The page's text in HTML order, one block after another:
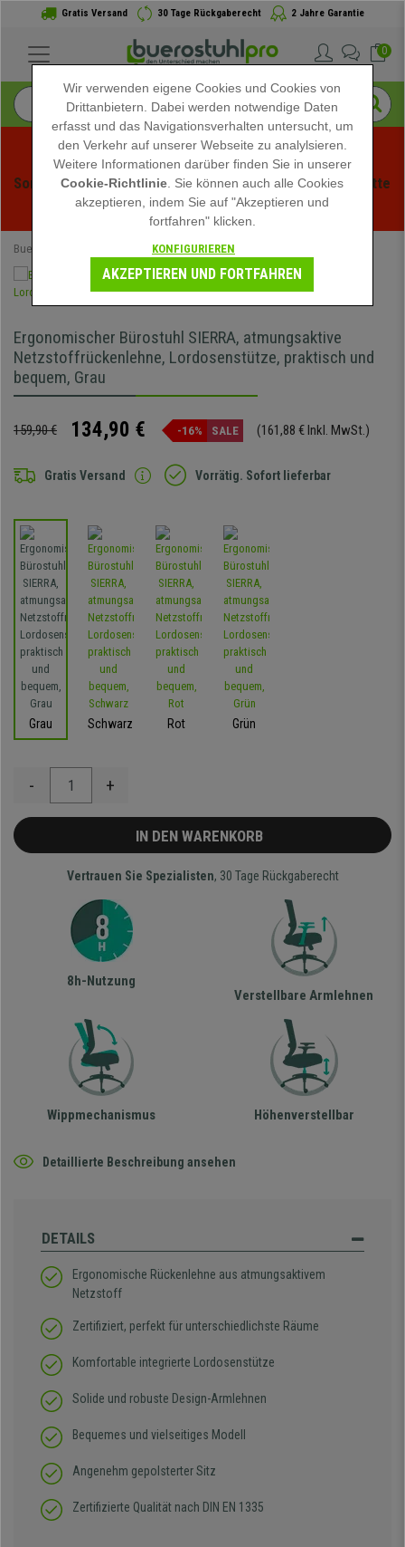
Gratis Versand 30 Tage Rückgaberecht 2 Jahre Garantie
0
Sommerschlussverauf bei buerstuhlpro! Exklusive Rabatte
für kurze Zeit - Aktion ansehen -
Buerostuhlpro Ergonomische Bürostühle
Ergonomischer Bürostuhl SIERRA, atmungsaktive
Netzstoffrückenlehne, Lordosenstütze, praktisch und
bequem, Grau
159,90 € 134,90 € -16% SALE (161,88 € Inkl. MwSt.)
Gratis Versand Vorrätig. Sofort lieferbar
Grau Schwarz Rot Grün
- +
IN DEN WARENKORB
Vertrauen Sie Spezialisten, 30 Tage Rückgaberecht
8h-Nutzung
Verstellbare Armlehnen
Wippmechanismus Höhenverstellbar
Detaillierte Beschreibung ansehen
DETAILS
Ergonomische Rückenlehne aus atmungsaktivem
Netzstoff
Zertifiziert, perfekt für unterschiedlichste Räume
Komfortable integrierte Lordosenstütze
Solide und robuste Design-Armlehnen
Bequemes und vielseitiges Modell
Angenehm gepolsterter Sitz
Zertifizierte Qualität nach DIN EN 1335
Wir verwenden eigene Cookies und Cookies von
Drittanbietern. Dabei werden notwendige Daten
erfasst und das Navigationsverhalten untersucht, um
den Verkehr auf unserer Webseite zu analylsieren.
Weitere Informationen darüber finden Sie in unserer
Cookie-Richtlinie . Sie können auch alle Cookies
akzeptieren, indem Sie auf "Akzeptieren und
fortfahren" klicken.
KONFIGURIEREN
AKZEPTIEREN UND FORTFAHREN